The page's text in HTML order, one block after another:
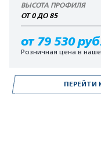
ПЕРЕЙТИ
ВЫСОТА ПРОФИЛЯ
ОТ 0 ДО 85
от 79 530
Розничная цена в